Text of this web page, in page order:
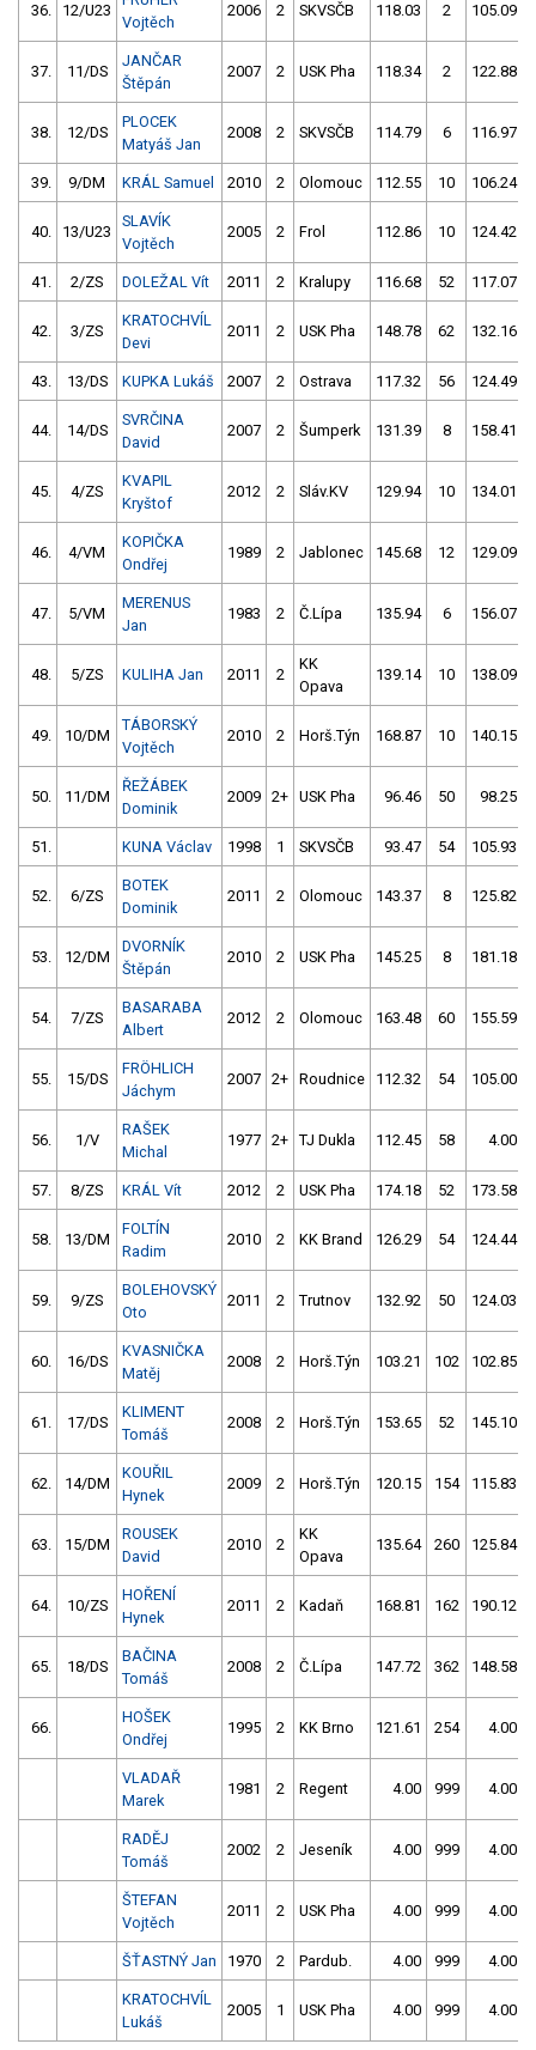
36. 12/U23
Vojtěch
2006 2 SKVSČB 118.03 2 105.09
37. 11/DS
JANČAR
Štěpán
2007 2 USK Pha 118.34 2 122.88
38. 12/DS
PLOCEK
Matyáš Jan
2008 2 SKVSČB 114.79 6 116.97
39. 9/DM KRÁL Samuel 2010 2 Olomouc 112.55 10 106.24
40. 13/U23
SLAVÍK
Vojtěch
2005 2 Frol 112.86 10 124.42
41. 2/ZS DOLEŽAL Vít 2011 2 Kralupy 116.68 52 117.07
42. 3/ZS
KRATOCHVÍL
Devi
2011 2 USK Pha 148.78 62 132.16
43. 13/DS KUPKA Lukáš 2007 2 Ostrava 117.32 56 124.49
44. 14/DS
SVRČINA
David
2007 2 Šumperk 131.39 8 158.41
45. 4/ZS
KVAPIL
Kryštof
2012 2 Sláv.KV 129.94 10 134.01
46. 4/VM
KOPIČKA
Ondřej
1989 2 Jablonec 145.68 12 129.09
47. 5/VM
MERENUS
Jan
1983 2 Č.Lípa 135.94 6 156.07
48. 5/ZS KULIHA Jan 2011 2
KK
Opava
139.14 10 138.09
49. 10/DM
TÁBORSKÝ
Vojtěch
2010 2 Horš.Týn 168.87 10 140.15
50. 11/DM
ŘEŽÁBEK
Dominik
2009 2+ USK Pha 96.46 50 98.25
51. KUNA Václav 1998 1 SKVSČB 93.47 54 105.93
52. 6/ZS
BOTEK
Dominik
2011 2 Olomouc 143.37 8 125.82
53. 12/DM
DVORNÍK
Štěpán
2010 2 USK Pha 145.25 8 181.18
54. 7/ZS
BASARABA
Albert
2012 2 Olomouc 163.48 60 155.59
55. 15/DS
FRÖHLICH
Jáchym
2007 2+ Roudnice 112.32 54 105.00
56. 1/V
RAŠEK
Michal
1977 2+ TJ Dukla 112.45 58 4.00
57. 8/ZS KRÁL Vít 2012 2 USK Pha 174.18 52 173.58
58. 13/DM
FOLTÍN
Radim
2010 2 KK Brand 126.29 54 124.44
59. 9/ZS
BOLEHOVSKÝ
Oto
2011 2 Trutnov 132.92 50 124.03
60. 16/DS
KVASNIČKA
Matěj
2008 2 Horš.Týn 103.21 102 102.85
61. 17/DS
KLIMENT
Tomáš
2008 2 Horš.Týn 153.65 52 145.10
62. 14/DM
KOUŘIL
Hynek
2009 2 Horš.Týn 120.15 154 115.83
63. 15/DM
ROUSEK
David
2010 2
KK
Opava
135.64 260 125.84
64. 10/ZS
HOŘENÍ
Hynek
2011 2 Kadaň 168.81 162 190.12
65. 18/DS
BAČINA
Tomáš
2008 2 Č.Lípa 147.72 362 148.58
66.
HOŠEK
Ondřej
1995 2 KK Brno 121.61 254 4.00
VLADAŘ
Marek
1981 2 Regent 4.00 999 4.00
RADĚJ
Tomáš
2002 2 Jeseník 4.00 999 4.00
ŠTEFAN
Vojtěch
2011 2 USK Pha 4.00 999 4.00
ŠŤASTNÝ Jan 1970 2 Pardub. 4.00 999 4.00
KRATOCHVÍL
Lukáš
2005 1 USK Pha 4.00 999 4.00